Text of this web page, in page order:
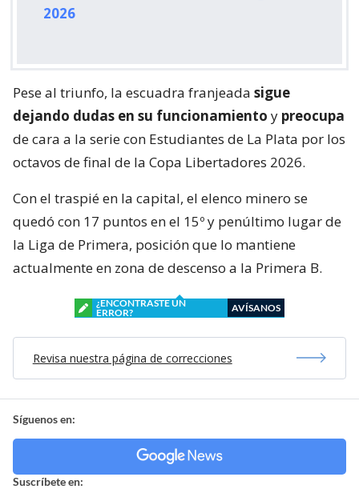
2026
Pese al triunfo, la escuadra franjeada sigue
dejando dudas en su funcionamiento y preocupa
de cara a la serie con Estudiantes de La Plata por los
octavos de final de la Copa Libertadores 2026.
Con el traspié en la capital, el elenco minero se
quedó con 17 puntos en el 15º y penúltimo lugar de
la Liga de Primera, posición que lo mantiene
actualmente en zona de descenso a la Primera B.
¿ENCONTRASTE UN
ERROR?
AVÍSANOS
Revisa nuestra página de correcciones
Síguenos en:
Suscríbete en: